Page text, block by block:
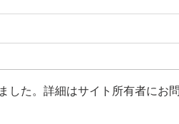
した。詳細はサイト所有者にお